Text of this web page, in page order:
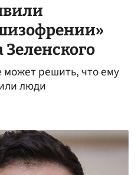
решить, что ему
люди